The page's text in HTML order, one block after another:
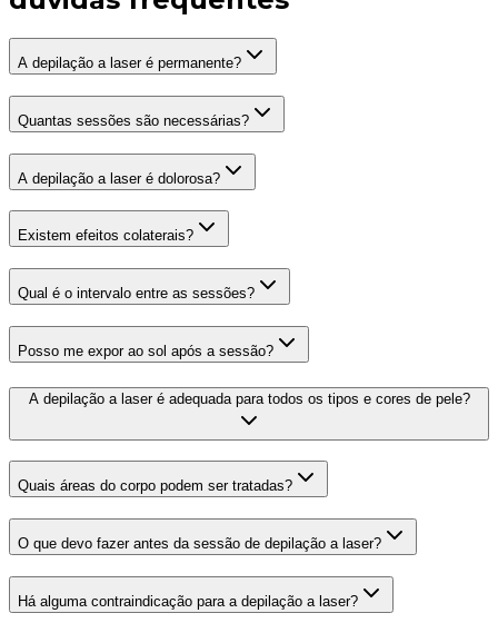
A depilação a laser é permanente?
Quantas sessões são necessárias?
A depilação a laser é dolorosa?
Existem efeitos colaterais?
Qual é o intervalo entre as sessões?
Posso me expor ao sol após a sessão?
A depilação a laser é adequada para todos os tipos e cores de pele?
Quais áreas do corpo podem ser tratadas?
O que devo fazer antes da sessão de depilação a laser?
Há alguma contraindicação para a depilação a laser?